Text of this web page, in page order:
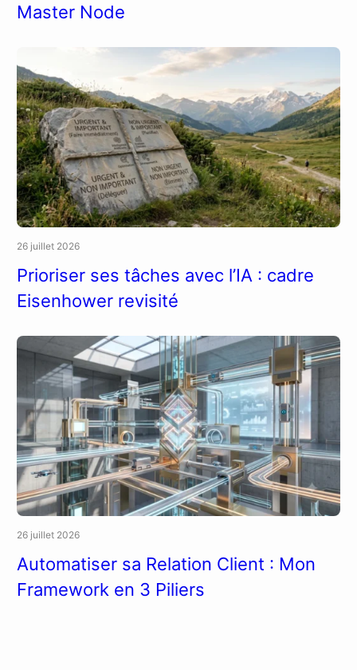
Master Node
26 juillet 2026
Prioriser ses tâches avec l’IA : cadre
Eisenhower revisité
26 juillet 2026
Automatiser sa Relation Client : Mon
Framework en 3 Piliers